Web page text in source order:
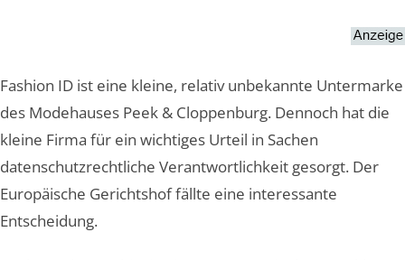
Fashion ID ist eine kleine, relativ unbekannte Untermarke
des Modehauses Peek & Cloppenburg. Dennoch hat die
kleine Firma für ein wichtiges Urteil in Sachen
datenschutzrechtliche Verantwortlichkeit gesorgt. Der
Europäische Gerichtshof fällte eine interessante
Entscheidung.